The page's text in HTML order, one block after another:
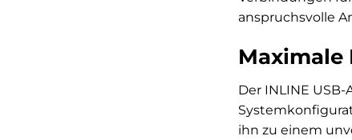
anspruchsvolle
Der INLINE
ihn zu einem